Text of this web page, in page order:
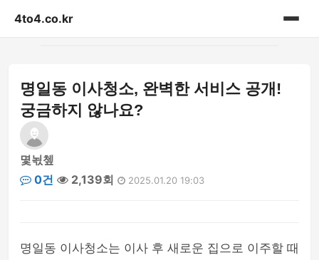
4to4.co.kr
게시판
명일동 이사청소, 완벽한 서비스 공개!
궁금하지 않나요?
몇뇏쳎
0건
2,139회 2025.01.20 19:03
명일동 이사청소는 이사 후 새로운 집으로 이주할 때